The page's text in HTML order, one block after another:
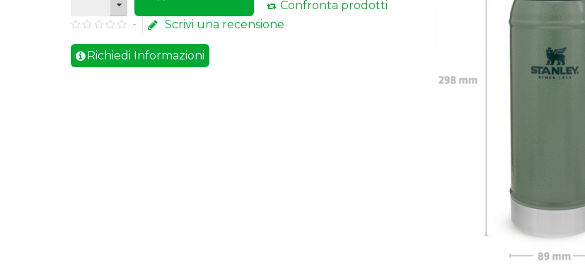
Confronta prodotti
- Scrivi una recensione
Richiedi Informazioni